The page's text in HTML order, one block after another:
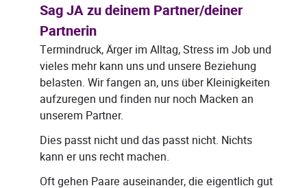
Sag JA zu deinem Partner/deiner
Partnerin
Termindruck, Ärger im Alltag, Stress im Job und
vieles mehr kann uns und unsere Beziehung
belasten. Wir fangen an, uns über Kleinigkeiten
aufzuregen und finden nur noch Macken an
unserem Partner.
Dies passt nicht und das passt nicht. Nichts
kann er uns recht machen.
Oft gehen Paare auseinander, die eigentlich gut